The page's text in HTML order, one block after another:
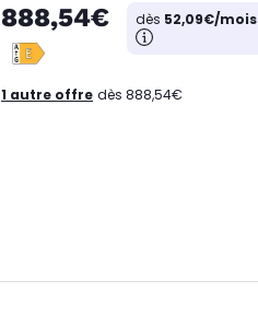
888,54€ dès 52,09€/mois
1 autre offre dès 888,54€